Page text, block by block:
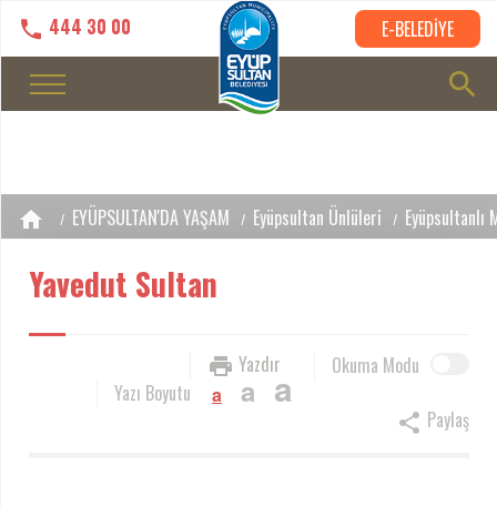
444 30 00 E-BELEDİYE
EYÜPSULTAN'DA YAŞAM Eyüpsultan Ünlüleri Eyüpsultanlı
Yavedut Sultan
Okuma Modu
Yazdır
Yazı Boyutu
a a a
Paylaş